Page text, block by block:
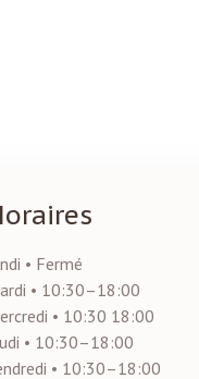
• Fermé
• 10:30–18:00
• 10:30 18:00
• 10:30–18:00
• 10:30–18:00